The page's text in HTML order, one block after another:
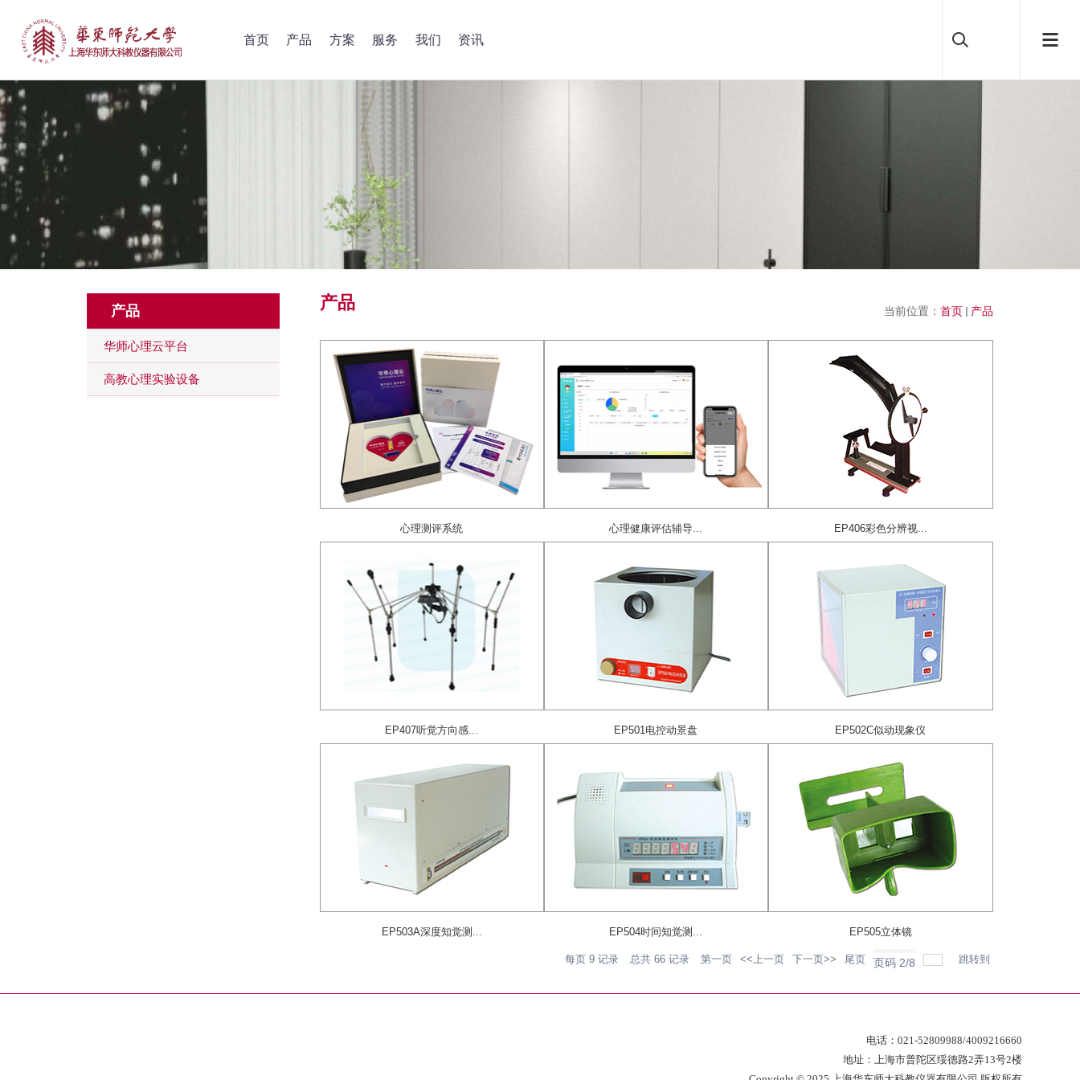
首页 产品 方案 服务 我们 资讯
产品
华师心理云平台
高教心理实验设备
当前位置：首页 产品
产品
心理测评系统 心理健康评估辅导... EP406彩色分辨视...
EP407听觉方向感... EP501电控动景盘 EP502C似动现象仪
EP503A深度知觉测... EP504时间知觉测... EP505立体镜
每页9 记录 总共66 记录 第一页 <<上一页 下一页>> 尾页 页码 2/8 跳转到
电话：021-52809988/4009216660
地址：上海市普陀区绥德路2弄13号2楼